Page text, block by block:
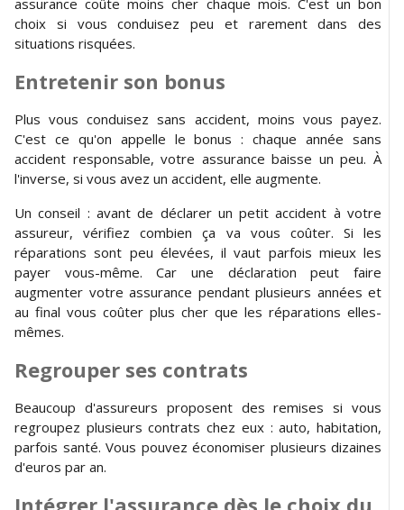
assurance coûte moins cher chaque mois. C'est un bon
choix si vous conduisez peu et rarement dans des
situations risquées.
Entretenir son bonus
Plus vous conduisez sans accident, moins vous payez.
C'est ce qu'on appelle le bonus : chaque année sans
accident responsable, votre assurance baisse un peu. À
l'inverse, si vous avez un accident, elle augmente.
Un conseil : avant de déclarer un petit accident à votre
assureur, vérifiez combien ça va vous coûter. Si les
réparations sont peu élevées, il vaut parfois mieux les
payer vous-même. Car une déclaration peut faire
augmenter votre assurance pendant plusieurs années et
au final vous coûter plus cher que les réparations elles-
mêmes.
Regrouper ses contrats
Beaucoup d'assureurs proposent des remises si vous
regroupez plusieurs contrats chez eux : auto, habitation,
parfois santé. Vous pouvez économiser plusieurs dizaines
d'euros par an.